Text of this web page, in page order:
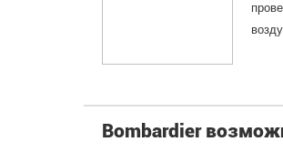
Bombardier